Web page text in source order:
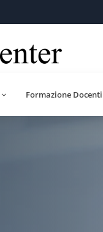
Formazione Docenti